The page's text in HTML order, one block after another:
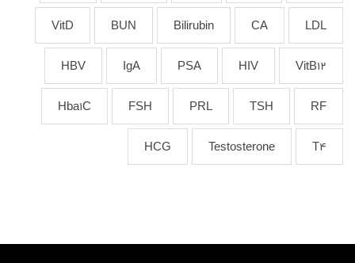
LDL
CA
Bilirubin
BUN
VitD
VitB12
HIV
PSA
IgA
HBV
RF
TSH
PRL
FSH
Hba1C
T4
Testosterone
HCG